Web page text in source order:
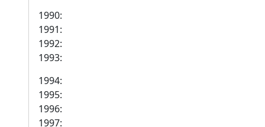
1990:
1991:
1992:
1993:
1994:
1995:
1996:
1997: